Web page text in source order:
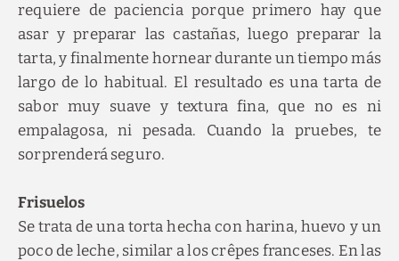
requiere de paciencia porque primero hay que
asar y preparar las castañas, luego preparar la
tarta, y finalmente hornear durante un tiempo más
largo de lo habitual. El resultado es una tarta de
sabor muy suave y textura fina, que no es ni
empalagosa, ni pesada. Cuando la pruebes, te
sorprenderá seguro.
Frisuelos
Se trata de una torta hecha con harina, huevo y un
poco de leche, similar a los crêpes franceses. En las